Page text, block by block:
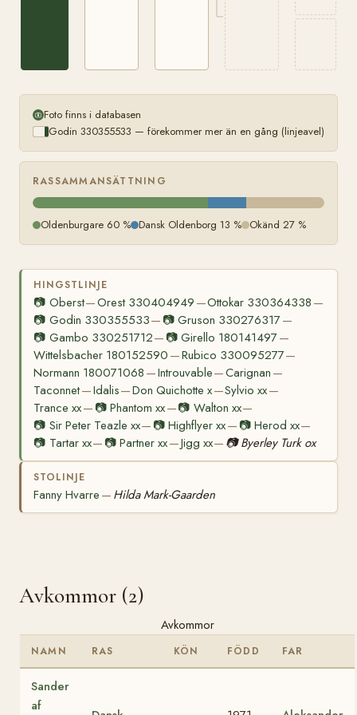
Foto finns i databasen
Godin 330355533 — förekommer mer än en gång (linjeavel)
RASSAMMANSÄTTNING
Oldenburgare 60 % Dansk Oldenborg 13 % Okänd 27 %
HINGSTLINJE
📷 Oberst—Orest 330404949 —Ottokar 330364338 —
📷 Godin 330355533— 📷Gruson 330276317 —
📷 Gambo 330251712— 📷Girello 180141497 —
Wittelsbacher 180152590 —Rubico 330095277—
Normann 180071068 —Introuvable—Carignan —
Taconnet—Idalis—Don Quichotte x—Sylvio xx—
Trance xx— 📷Phantom xx—📷 Walton xx—
📷 Sir Peter Teazle xx— 📷Highflyer xx— 📷 Herod xx—
📷 Tartar xx— 📷Partner xx—Jigg xx— 📷 Byerley Turk ox
STOLINJE
Fanny Hvarre — Hilda Mark-Gaarden
Avkommor (2)
Avkommor
NAMN RAS KÖN FÖDD FAR
Sander
af